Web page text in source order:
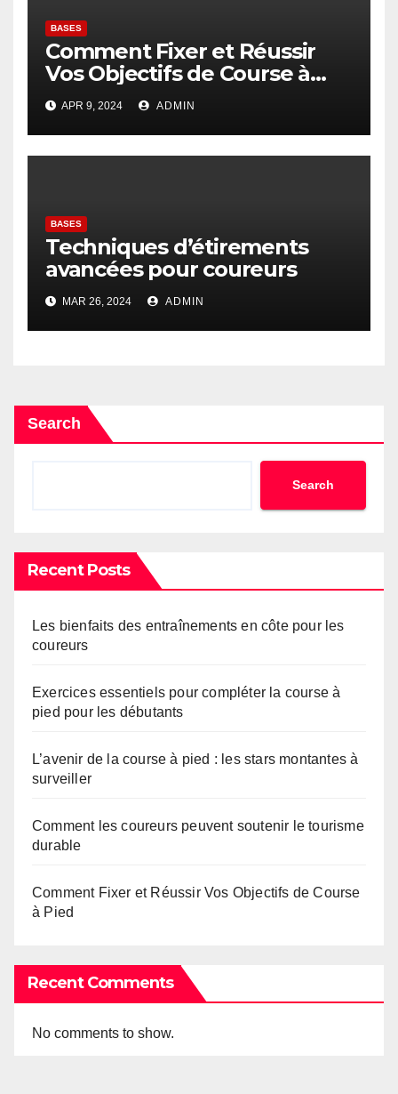
BASES
Comment Fixer et Réussir
Vos Objectifs de Course à
Pied
APR 9, 2024 ADMIN
BASES
Techniques d’étirements
avancées pour coureurs
MAR 26, 2024 ADMIN
Search
Search
Recent Posts
Les bienfaits des entraînements en côte pour les
coureurs
Exercices essentiels pour compléter la course à
pied pour les débutants
L’avenir de la course à pied : les stars montantes à
surveiller
Comment les coureurs peuvent soutenir le tourisme
durable
Comment Fixer et Réussir Vos Objectifs de Course
à Pied
Recent Comments
No comments to show.